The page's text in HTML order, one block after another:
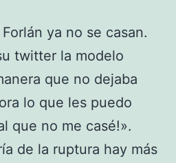
ya no se casan.
twitter la modelo
que no dejaba
lo que les puedo
que no me casé!».
de la ruptura hay más